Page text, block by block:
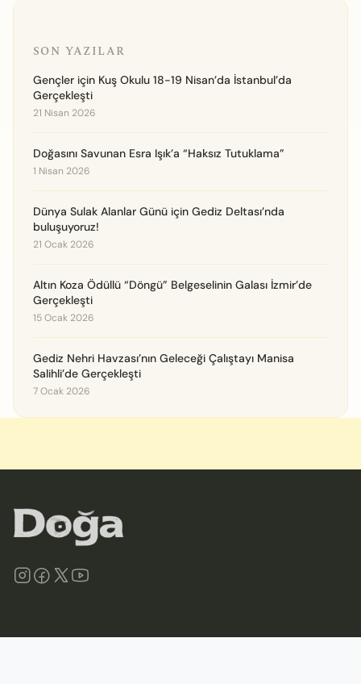
SON YAZILAR
Gençler için Kuş Okulu 18-19 Nisan’da İstanbul’da
Gerçekleşti
21 Nisan 2026
Doğasını Savunan Esra Işık’a “Haksız Tutuklama”
1 Nisan 2026
Dünya Sulak Alanlar Günü için Gediz Deltası’nda
buluşuyoruz!
21 Ocak 2026
Altın Koza Ödüllü “Döngü” Belgeselinin Galası İzmir’de
Gerçekleşti
15 Ocak 2026
Gediz Nehri Havzası’nın Geleceği Çalıştayı Manisa
Salihli’de Gerçekleşti
7 Ocak 2026